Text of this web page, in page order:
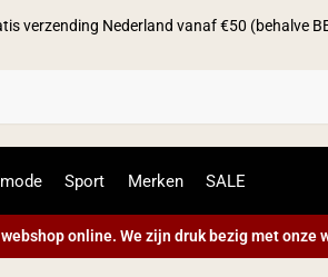
verzending Nederland vanaf €50 (behalve
Sport Merken SALE
online. We zijn druk bezig met onze